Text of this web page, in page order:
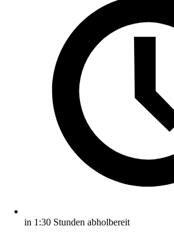
in 1:30 Stunden abholbereit